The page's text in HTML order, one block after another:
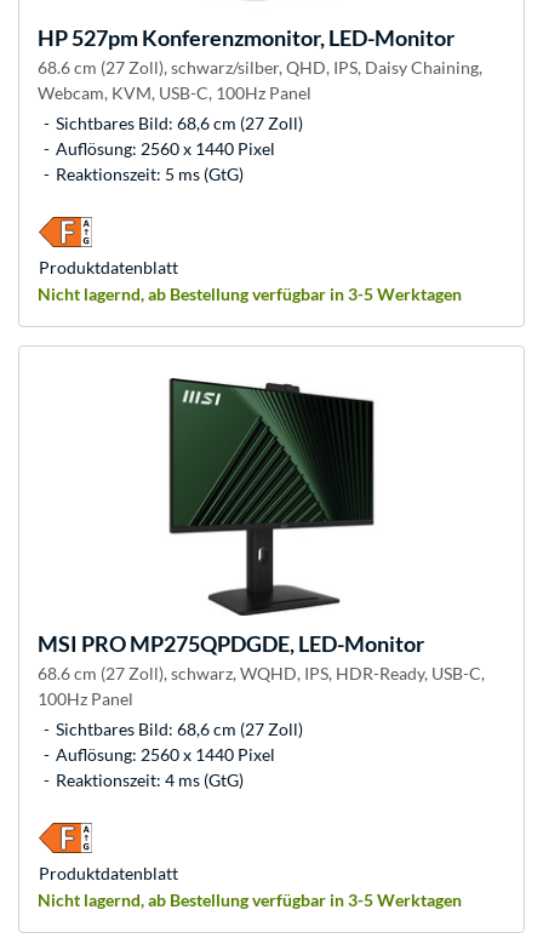
HP527pm Konferenzmonitor, LED-Monitor
68.6 cm (27 Zoll), schwarz/silber, QHD, IPS, Daisy Chaining,
Webcam, KVM, USB-C, 100Hz Panel
Sichtbares Bild: 68,6 cm (27 Zoll)
Auflösung: 2560 x 1440 Pixel
Reaktionszeit: 5 ms (GtG)
Nicht lagernd, ab Bestellung verfügbar in 3-5 Werktagen
Produkt­datenblatt
MSI PRO MP275QPDGDE, LED-Monitor
68.6 cm (27 Zoll), schwarz, WQHD, IPS, HDR-Ready, USB-C,
100Hz Panel
Sichtbares Bild: 68,6 cm (27 Zoll)
Auflösung: 2560 x 1440 Pixel
Reaktionszeit: 4 ms (GtG)
Nicht lagernd, ab Bestellung verfügbar in 3-5 Werktagen
Produkt­datenblatt